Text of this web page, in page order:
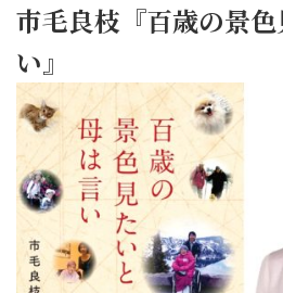
市毛良枝『百歳の景
い』